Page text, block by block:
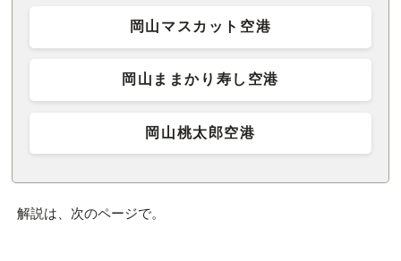
岡山マスカット空港
岡山ままかり寿し空港
岡山桃太郎空港
解説は、次のページで。